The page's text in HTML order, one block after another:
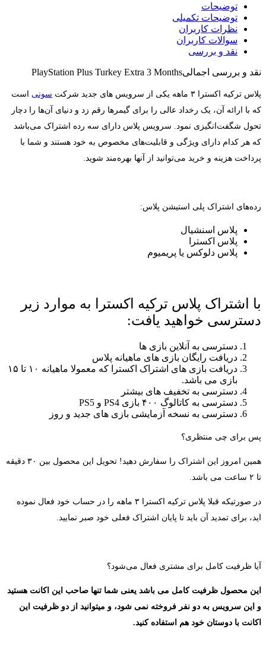
توضیحات
توضیحات تکمیلی
نظرات کاربران
سوالات کاربران
نقد و بررسی
نقد و بررسی اجمالیPlayStation Plus Turkey Extra 3 Months
پلاس ترکیه اکسترا ۳ ماهه یکی از سرویس های جدید شرکت سونی است
که با ارائه آن، یک رخداد عالی را برای گیمرها رقم زد و دنیای آن‌ها را دچار
تحول شگفت‌انگیزی نمود. سرویس پلاس دارای سه رده اشتراک می‌باشد
که هر کدام دارای ویژگی و قابلیت‌های مخصوص به خود هستند و شما با
پرداخت هزینه و خرید می‌توانید از آنها بهره‌مند شوید.
رده‌های اشتراک پلی استیشن پلاس:
پلاس اسنشیال
پلاس اکسترا
پلاس دلوکس یا پریمیوم
با اشتراک پلاس ترکیه اکسترا به موارد زیر
دسترسی خواهید یافت:
دسترسی به آنلاین بازی ها
دریافت رایگان بازی های ماهیانه پلاس
دریافت بازی های اشتراک اکسترا که معمولا ماهیانه ۱۰ تا ۱۵
بازی می باشد.
دسترسی به تخفیف های بیشتر
دسترسی به کاتالوگ ۴۰۰ بازی PS4 و PS5
دسترسی به نسخه آزمایشی بازی های جدید و روز
پس برای چی منتظری؟
همین امروز این اشتراک را سفارش دهید! تحویل این محصول بین ۳۰ دقیقه
تا ۲ ساعت می باشد.
در صورتیکه قبلا پلاس ترکیه اکسترا ۳ ماهه را در حساب خود فعال نموده
اید، برای تمدید آن باید تا پایان اشتراک فعلی خود صبر نمایید.
آیا ظرفیت کامل برای مشتری فعال می‌شود؟
این محصول ظرفیت کامل می باشد یعنی شما تنها صاحب این اکانت هستید
و این سرویس به دو نفر فروخته نمی شود، و میتوانید از دو ظرفیت این
اکانت با دوستان خود هم استفاده کنید.